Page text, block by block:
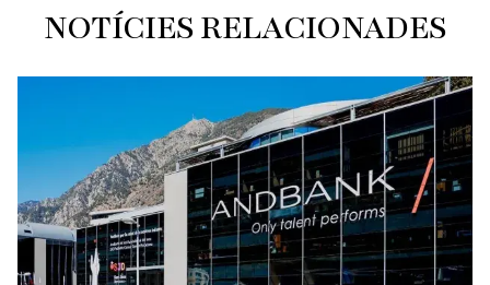
NOTÍCIES RELACIONADES